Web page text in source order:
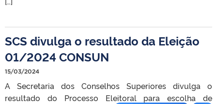
SCS divulga o resultado da Eleição
01/2024 CONSUN
15/03/2024
A Secretaria dos Conselhos Superiores divulga o
resultado do Processo Eleitoral para escolha de